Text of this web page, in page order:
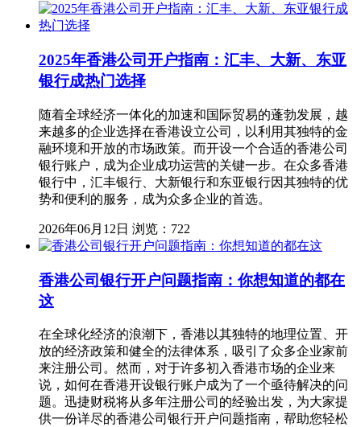
2025年香港公司开户指南：汇丰、大新、东亚
银行成热门选择
随着全球经济一体化的加速和国际贸易的蓬勃发展，越
来越多的企业选择在香港设立公司，以利用其独特的金
融环境和开放的市场政策。而开设一个合适的香港公司
银行账户，成为企业成功运营的关键一步。在众多香港
银行中，汇丰银行、大新银行和东亚银行因其独特的优
势和便利的服务，成为众多企业的首选。
2026年06月12日 浏览：722
香港公司银行开户问题指南：你想知道的都在
这
在全球化经济的浪潮下，香港以其独特的地理位置、开
放的经济政策和健全的法律体系，吸引了众多企业家前
来注册公司。然而，对于许多初入香港市场的企业来
说，如何在香港开设银行账户成为了一个亟待解决的问
题。迅捷财税将从多年注册公司的经验出发，为大家提
供一份详尽的香港公司银行开户问题指南，帮助您轻松